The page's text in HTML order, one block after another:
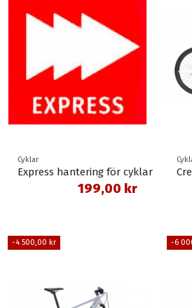
Cyklar
Express hantering för cyklar
199,00 kr
-4 500,00 kr -6